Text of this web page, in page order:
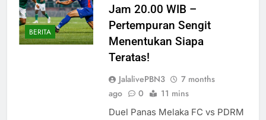
BERITA
Jam 20.00 WIB –
Pertempuran Sengit
Menentukan Siapa
Teratas!
JalalivePBN3
7 months
ago
0 11 mins
Duel Panas Melaka FC vs PDRM